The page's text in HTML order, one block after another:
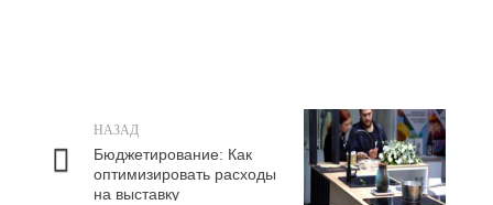
НАЗАД
Бюджетирование: Как
оптимизировать расходы
на выставку